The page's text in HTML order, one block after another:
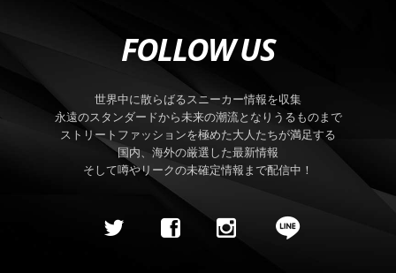
FOLLOW US
世界中に散らばるスニーカー情報を収集
永遠のスタンダードから未来の潮流となりうるものまで
ストリートファッションを極めた大人たちが満足する
国内、海外の厳選した最新情報
そして噂やリークの未確定情報まで配信中！